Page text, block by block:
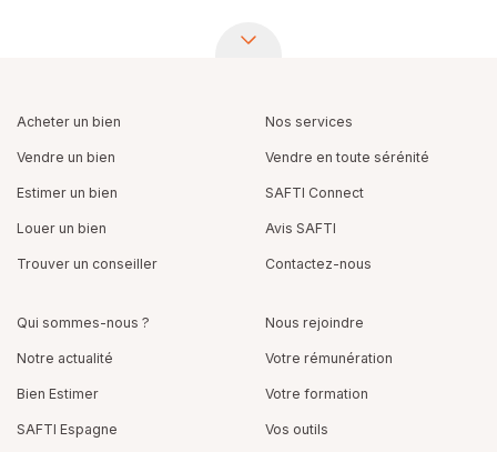
Acheter un bien
Vendre un bien
Estimer un bien
Louer un bien
Trouver un conseiller
Nos services
Vendre en toute sérénité
SAFTI Connect
Avis SAFTI
Contactez-nous
Qui sommes-nous ?
Notre actualité
Bien Estimer
SAFTI Espagne
Nous rejoindre
Votre rémunération
Votre formation
Vos outils